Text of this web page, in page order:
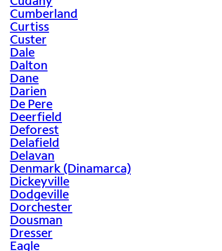
Cumberland
Curtiss
Custer
Dale
Dalton
Dane
Darien
De Pere
Deerfield
Deforest
Delafield
Delavan
Denmark (Dinamarca)
Dickeyville
Dodgeville
Dorchester
Dousman
Dresser
Eagle